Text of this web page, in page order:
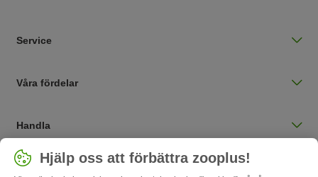
Service
Våra fördelar
Handla
Välj landHjälp oss att förbättra zooplus!